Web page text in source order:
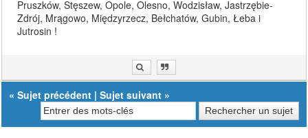
Pruszków, Stęszew, Opole, Olesno, Wodzisław, Jastrzębie-
Zdrój, Mrągowo, Międzyrzecz, Bełchatów, Gubin, Łeba i
Jutrosin !
«Sujet précédent |Sujet suivant »